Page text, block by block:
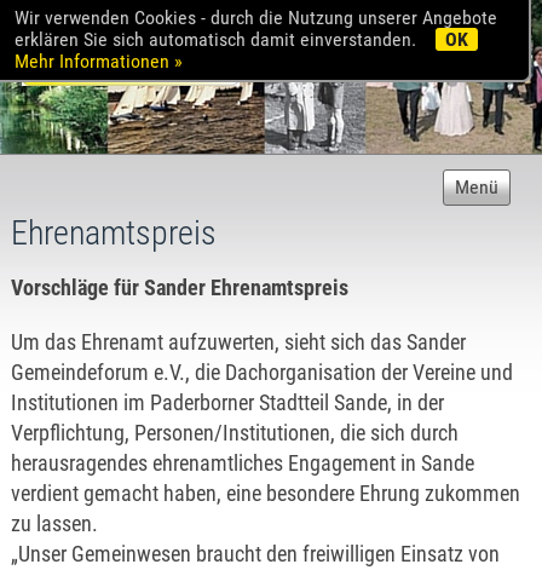
Menü
Ehrenamtspreis
Vorschläge für Sander Ehrenamtspreis
Um das Ehrenamt aufzuwerten, sieht sich das Sander
Gemeindeforum e.V., die Dachorganisation der Vereine und
Institutionen im Paderborner Stadtteil Sande, in der
Verpflichtung, Personen/Institutionen, die sich durch
herausragendes ehrenamtliches Engagement in Sande
verdient gemacht haben, eine besondere Ehrung zukommen
zu lassen.
„Unser Gemeinwesen braucht den freiwilligen Einsatz von
Wir verwenden Cookies - durch die Nutzung unserer Angebote
erklären Sie sich automatisch damit einverstanden.
OK
Mehr Informationen »